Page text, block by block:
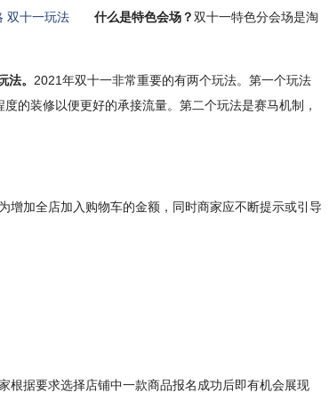
什么是特色会场？双十一特色分会场是淘
法。 2021年双十一非常重要的有两个玩法。第一个玩法
的装修以便更好的承接流量。第二个玩法是赛马机制，
增加全店加入购物车的金额，同时商家应不断提示或引导
根据要求选择店铺中一款商品报名成功后即有机会展现